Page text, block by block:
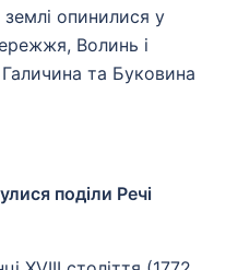
землі опинилися у
Волинь і
Галичина та Буковина
поділи Речі